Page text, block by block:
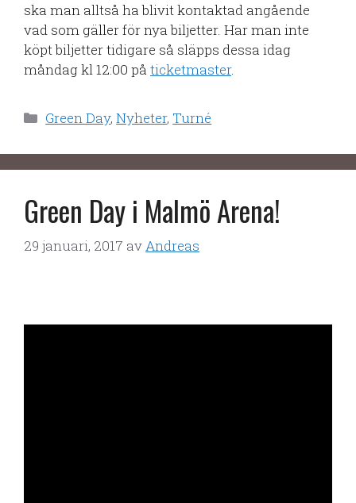
ska man alltså ha blivit kontaktad angående
vad som gäller för nya biljetter. Har man inte
köpt biljetter tidigare så släpps dessa idag
måndag kl 12:00 på ticketmaster.
Kategorier
Green Day,Nyheter, Turné
Green Day i Malmö Arena!
29 januari, 2017 av Andreas